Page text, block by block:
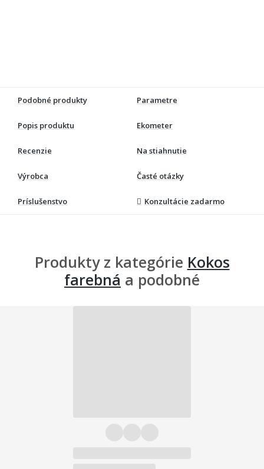
Podobné produkty Parametre
Popis produktu Ekometer
Recenzie Na stiahnutie
Výrobca Časté otázky
Príslušenstvo Konzultácie zadarmo
Produkty z kategórie Kokos
farebná a podobné